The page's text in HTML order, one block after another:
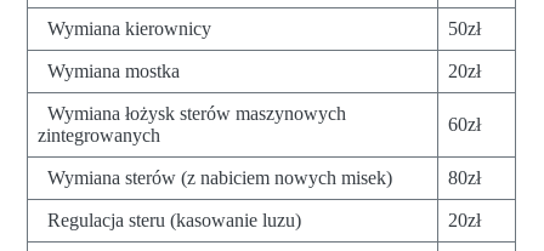
Wymiana kierownicy 50zł
Wymiana mostka 20zł
Wymiana łożysk sterów maszynowych
zintegrowanych
60zł
Wymiana sterów (z nabiciem nowych misek) 80zł
Regulacja steru (kasowanie luzu) 20zł